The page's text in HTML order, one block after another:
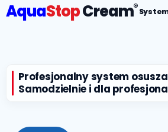
AquaStopCream®
Profesjonalny system
Samodzielnie i dla